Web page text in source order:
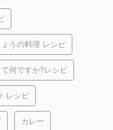
ょうの料理 レシピ
て何ですか?レシピ
レシピ
カレー